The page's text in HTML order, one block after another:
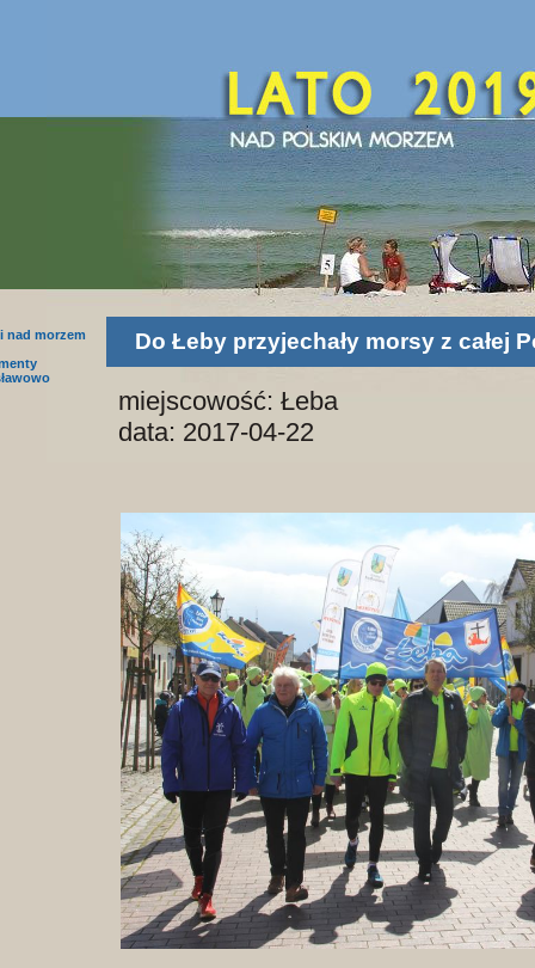
nad morzem
Do Łeby przyjechały morsy z całej
miejscowość: Łeba
data: 2017-04-22